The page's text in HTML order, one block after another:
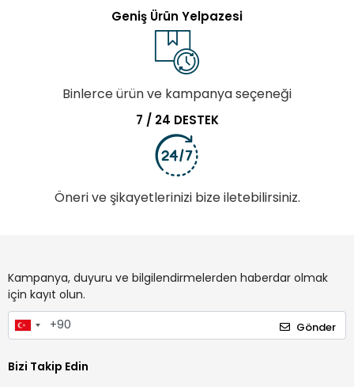
Geniş Ürün Yelpazesi
Binlerce ürün ve kampanya seçeneği
7 / 24 DESTEK
Öneri ve şikayetlerinizi bize iletebilirsiniz.
Kampanya, duyuru ve bilgilendirmelerden haberdar olmak
için kayıt olun.
Gönder
Bizi Takip Edin